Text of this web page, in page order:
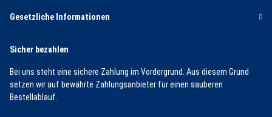
Gesetzliche Informationen
Sicher bezahlen
Bei uns steht eine sichere Zahlung im Vordergrund. Aus diesem Grund
setzen wir auf bewährte Zahlungsanbieter für einen sauberen
Bestellablauf.